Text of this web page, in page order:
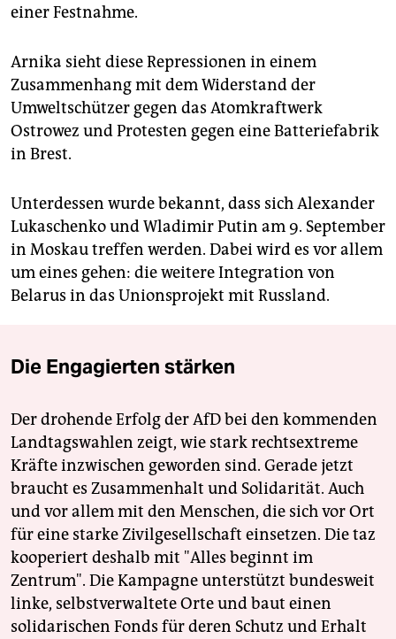
einer Festnahme.
Arnika sieht diese Repressionen in einem
Zusammenhang mit dem Widerstand der
Umweltschützer gegen das Atomkraftwerk
Ostrowez und Protesten gegen eine Batteriefabrik
in Brest.
Unterdessen wurde bekannt, dass sich Alexander
Lukaschenko und Wladimir Putin am 9. September
in Moskau treffen werden. Dabei wird es vor allem
um eines gehen: die weitere Integration von
Belarus in das Unionsprojekt mit Russland.
Die Engagierten stärken
Der drohende Erfolg der AfD bei den kommenden
Landtagswahlen zeigt, wie stark rechtsextreme
Kräfte inzwischen geworden sind. Gerade jetzt
braucht es Zusammenhalt und Solidarität. Auch
und vor allem mit den Menschen, die sich vor Ort
für eine starke Zivilgesellschaft einsetzen. Die taz
kooperiert deshalb mit "Alles beginnt im
Zentrum". Die Kampagne unterstützt bundesweit
linke, selbstverwaltete Orte und baut einen
solidarischen Fonds für deren Schutz und Erhalt